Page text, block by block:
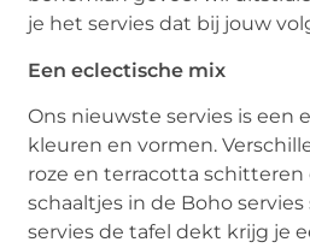
je het servies dat bij jouw
Een eclectische mix
Ons nieuwste servies is een
kleuren en vormen.
roze en terracotta
schaaltjes in de Boho
servies de tafel dekt krijg je